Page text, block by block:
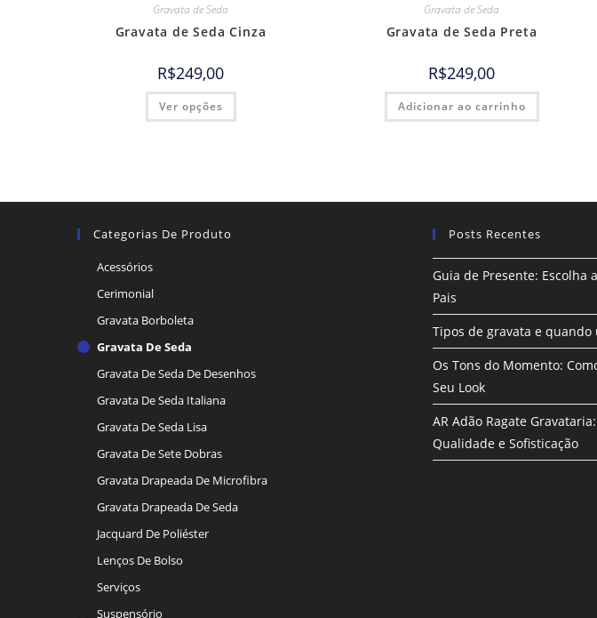
Gravata de Seda
Gravata de Seda Cinza
R$249,00
Ver opções
Gravata de Seda
Gravata de Seda Preta
R$249,00
Adicionar ao carrinho
Categorias De Produto
Acessórios
Cerimonial
Gravata Borboleta
Gravata De Seda
Gravata De Seda De Desenhos
Gravata De Seda Italiana
Gravata De Seda Lisa
Gravata De Sete Dobras
Gravata Drapeada De Microfibra
Gravata Drapeada De Seda
Jacquard De Poliéster
Lenços De Bolso
Serviços
Suspensório
Posts Recentes
Guia de Presente: Escolha
Pais
Tipos de gravata e quando
Os Tons do Momento:
Seu Look
AR Adão Ragate
Qualidade e Sofisticação